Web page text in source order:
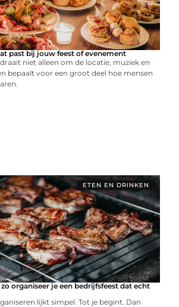
past bij jouw feest of evenement
niet alleen om de locatie, muziek en
bepaalt voor een groot deel hoe mensen
ETEN EN DRINKEN
organiseer je een bedrijfsfeest dat echt
lijkt simpel. Tot je begint. Dan